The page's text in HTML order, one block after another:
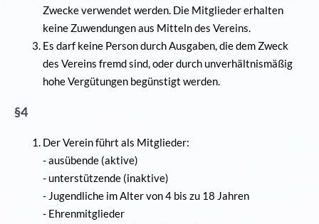
Zwecke verwendet werden. Die Mitglieder erhalten
keine Zuwendungen aus Mitteln des Vereins.
Es darf keine Person durch Ausgaben, die dem Zweck
des Vereins fremd sind, oder durch unverhältnismäßig
hohe Vergütungen begünstigt werden.
§4
Der Verein führt als Mitglieder:
- ausübende (aktive)
- unterstützende (inaktive)
- Jugendliche im Alter von 4 bis zu 18 Jahren
- Ehrenmitglieder